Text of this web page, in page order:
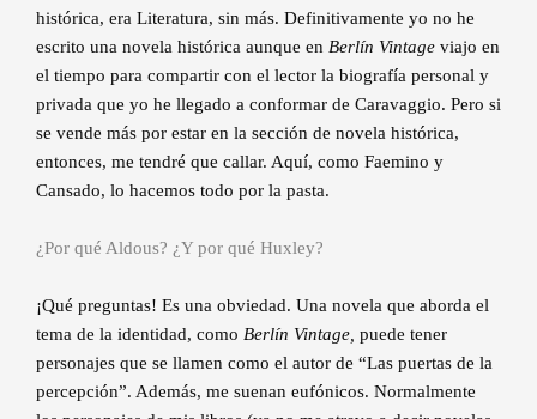
histórica, era Literatura, sin más. Definitivamente yo no he
escrito una novela histórica aunque en Berlín Vintage viajo en
el tiempo para compartir con el lector la biografía personal y
privada que yo he llegado a conformar de Caravaggio. Pero si
se vende más por estar en la sección de novela histórica,
entonces, me tendré que callar. Aquí, como Faemino y
Cansado, lo hacemos todo por la pasta.
¿Por qué Aldous? ¿Y por qué Huxley?
¡Qué preguntas! Es una obviedad. Una novela que aborda el
tema de la identidad, como Berlín Vintage, puede tener
personajes que se llamen como el autor de “Las puertas de la
percepción”. Además, me suenan eufónicos. Normalmente